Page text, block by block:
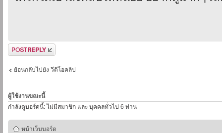
ตอบกระทู้
ย้อนกลับไปยัง วีดีโอคลิป
ผู้ใช้งานขณะนี้
กำลังดูบอร์ดนี้: ไม่มีสมาชิก และ บุคคลทั่วไป 6 ท่าน
หน้าเว็บบอร์ด